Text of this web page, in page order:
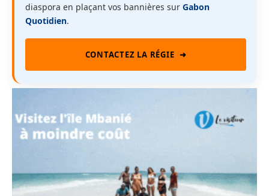
diaspora en plaçant vos bannières sur Gabon
Quotidien.
CONTACTEZ LA RÉGIE ➜